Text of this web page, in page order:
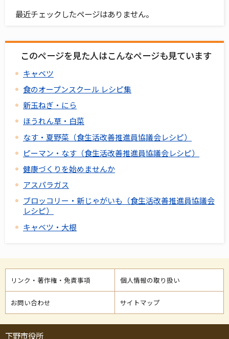
最近チェックしたページはありません。
このページを見た人はこんなページも見ています
キャベツ
食のオープンスクール レシピ集
新玉ねぎ・にら
ほうれん草・白菜
なす・夏野菜（食生活改善推進員協議会レシピ）
ピーマン・なす（食生活改善推進員協議会レシピ）
健康づくりを始めませんか
アスパラガス
ブロッコリー・新じゃがいも（食生活改善推進員協議会
レシピ）
キャベツ・大根
リンク・著作権・免責事項 個人情報の取り扱い
お問い合わせ サイトマップ
下野市役所